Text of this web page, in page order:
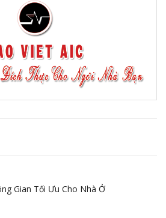
Gian Tối Ưu Cho Nhà Ở